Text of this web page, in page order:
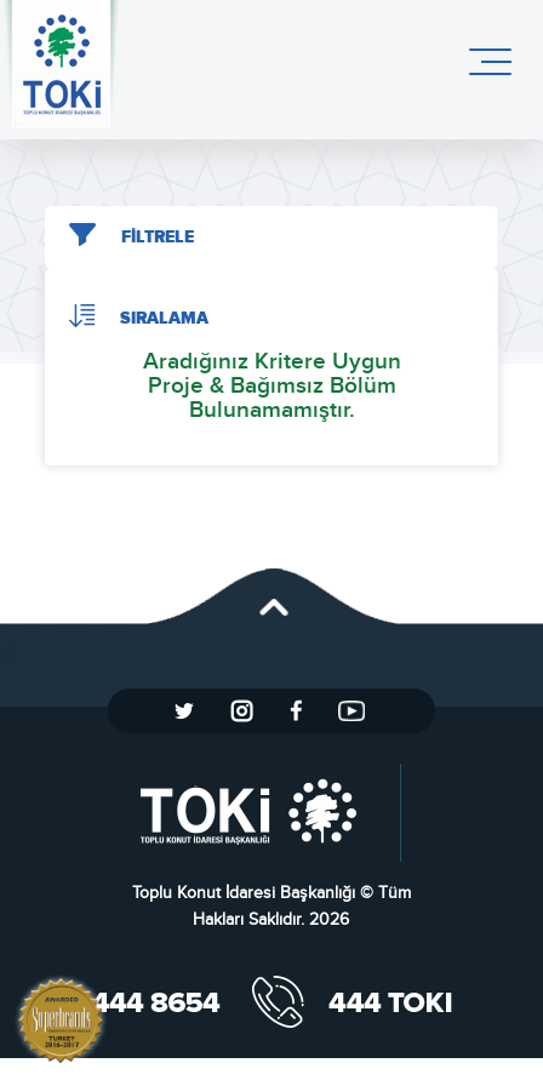
FİLTRELE
SIRALAMA
Aradığınız Kritere Uygun
Proje & Bağımsız Bölüm
Bulunamamıştır.
Toplu Konut İdaresi Başkanlığı © Tüm
Hakları Saklıdır. 2026